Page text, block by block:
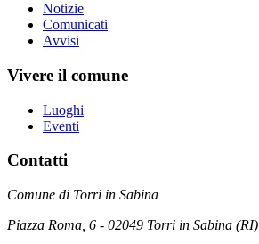
Notizie
Comunicati
Avvisi
Vivere il comune
Luoghi
Eventi
Contatti
Comune di Torri in Sabina
Piazza Roma, 6 - 02049 Torri in Sabina (RI)